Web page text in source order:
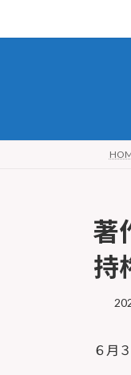
ン
ビ
著
持
６月